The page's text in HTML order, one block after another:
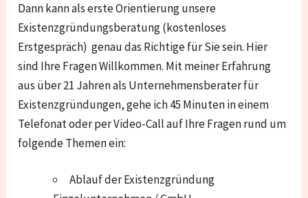
Dann kann als erste Orientierung unsere
Existenzgründungsberatung (kostenloses
Erstgespräch) genau das Richtige für Sie sein. Hier
sind Ihre Fragen Willkommen. Mit meiner Erfahrung
aus über 21 Jahren als Unternehmensberater für
Existenzgründungen, gehe ich 45 Minuten in einem
Telefonat oder per Video-Call auf Ihre Fragen rund um
folgende Themen ein:
Ablauf der Existenzgründung